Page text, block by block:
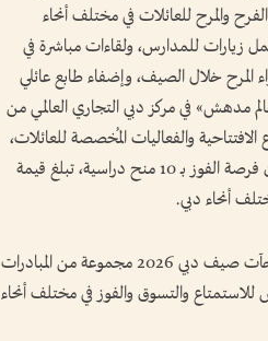
والمرح للعائلات في مختلف أنحاء
زيارات للمدارس، ولقاءات مباشرة في
المرح خلال الصيف، وإضفاء طابع عائلي
مدهش» في مركز دبي التجاري العالمي من
الافتتاحية والفعاليات المُخصصة للعائلات،
كما تتيح منحة مدهش فرصاً تعليمية مميزة، حيث تقدم للمتسوقين فرصة الفوز بـ 10 منح دراسية، تبلغ قيمة
إلى جانب الفعاليات والتجارب المفضلة التي تعود هذا العام تقدم مفاجآت صيف دبي 2026 مجموعة من المبادرات
للاستمتاع والتسوق والفوز في مختلف أنحاء